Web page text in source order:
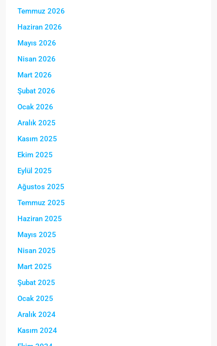
Temmuz 2026
Haziran 2026
Mayıs 2026
Nisan 2026
Mart 2026
Şubat 2026
Ocak 2026
Aralık 2025
Kasım 2025
Ekim 2025
Eylül 2025
Ağustos 2025
Temmuz 2025
Haziran 2025
Mayıs 2025
Nisan 2025
Mart 2025
Şubat 2025
Ocak 2025
Aralık 2024
Kasım 2024